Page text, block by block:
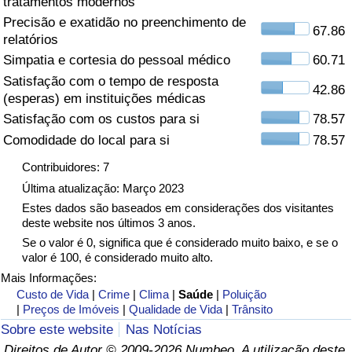
Precisão e exatidão no preenchimento de
relatórios
67.86
Simpatia e cortesia do pessoal médico
60.71
Satisfação com o tempo de resposta
(esperas) em instituições médicas
42.86
Satisfação com os custos para si
78.57
Comodidade do local para si
78.57
Contribuidores: 7
Última atualização: Março 2023
Estes dados são baseados em considerações dos visitantes
deste website nos últimos 3 anos.
Se o valor é 0, significa que é considerado muito baixo, e se o
valor é 100, é considerado muito alto.
Mais Informações:
Custo de Vida |Crime |Clima |Saúde | Poluição
| Preços de Imóveis |Qualidade de Vida |Trânsito
Sobre este website
Nas Notícias
Saúde
Indicador de Saúde (Atual)
Indicador de Saúde
Indicador de Saúde por País
Poluição
Indicador de Poluição (Atual)
Índice de poluição
Indicador de Poluição por País
Trânsito